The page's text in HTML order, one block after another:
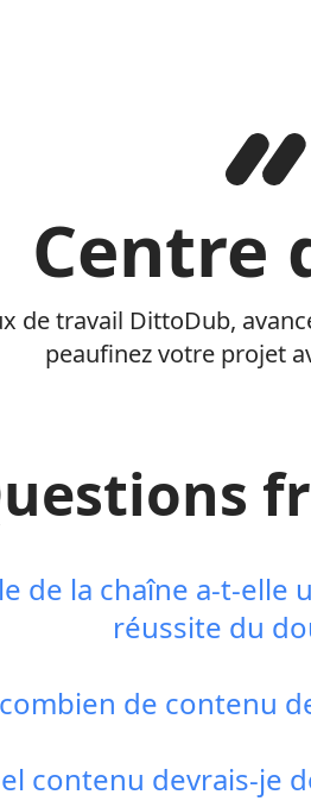
Centre
de travail DittoDub,
peaufinez votre projet
de la chaîne a-t-elle
réussite du
de contenu
contenu devrais-je